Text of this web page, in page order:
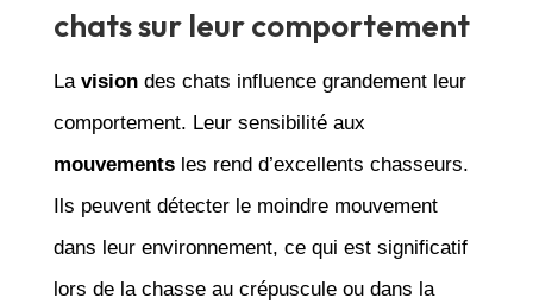
chats sur leur comportement
La visiondes chats influence grandement leur
comportement. Leur sensibilité aux
mouvementsles rend d’excellents chasseurs.
Ils peuvent détecter le moindre mouvement
dans leur environnement, ce qui est significatif
lors de la chasse au crépuscule ou dans la